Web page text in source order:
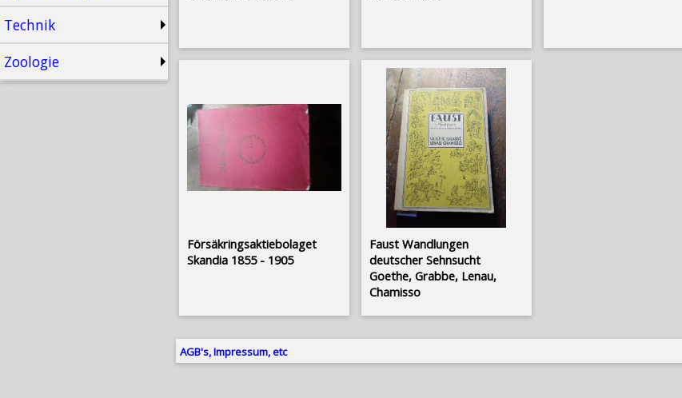
Technik
Zoologie
Försäkringsaktiebolaget
Skandia 1855 - 1905
Faust Wandlungen
deutscher Sehnsucht
Goethe, Grabbe, Lenau,
Chamisso
AGB's, Impressum, etc